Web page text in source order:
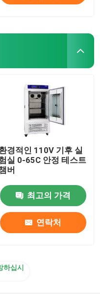
경적인 110V 기후 실
실 0-65C 안정 테스트
버
최고의 가격
연락처
하십시